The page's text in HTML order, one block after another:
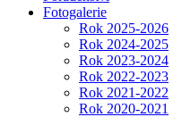
Fotogalerie
Rok 2025-2026
Rok 2024-2025
Rok 2023-2024
Rok 2022-2023
Rok 2021-2022
Rok 2020-2021